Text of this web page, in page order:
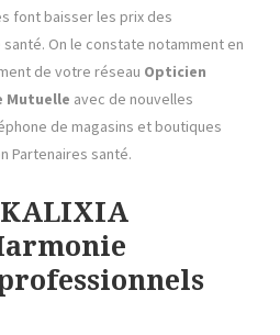
font baisser les prix des
On le constate notamment en
de votre réseau Opticien
Mutuelle avec de nouvelles
de magasins et boutiques
Partenaires santé.
KALIXIA